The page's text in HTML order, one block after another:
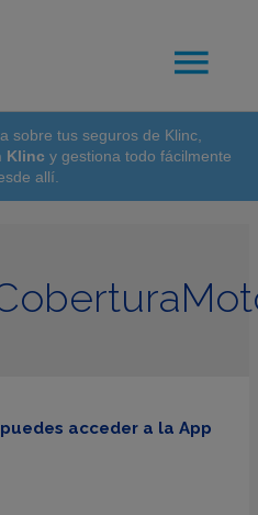
sobre tus seguros de Klinc,
Klinc y gestiona todo fácilmente
allí.
acceder a la App